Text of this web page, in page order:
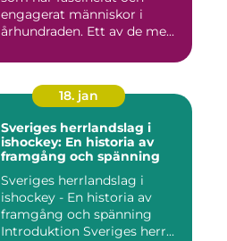
engagerat människor i
århundraden. Ett av de me...
18. jan
Sveriges herrlandslag i
ishockey: En historia av
framgång och spänning
Sveriges herrlandslag i
ishockey - En historia av
framgång och spänning
Introduktion Sveriges herr...